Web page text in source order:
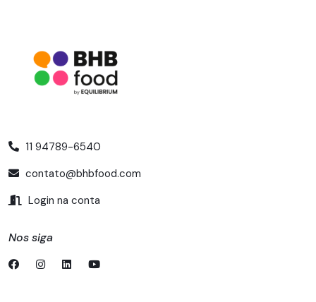
11 94789-6540
contato@bhbfood.com
Login na conta
Nos siga